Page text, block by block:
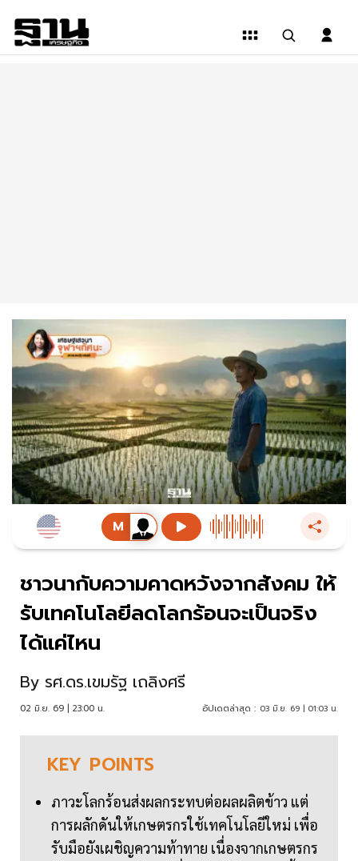
ชาวนากับความคาดหวังจากสังคม ให้
รับเทคโนโลยีลดโลกร้อนจะเป็นจริง
ได้แค่ไหน
By รศ.ดร.เขมรัฐ เถลิงศรี
02 มิ.ย. 69 | 23:00 น. อัปเดตล่าสุด : 03 มิ.ย. 69 | 01:03 น.
KEY POINTS
ภาวะโลกร้อนส่งผลกระทบต่อผลผลิตข้าว แต่
การผลักดันให้เกษตรกรใช้เทคโนโลยีใหม่ เพื่อ
รับมือยังเผชิญความท้าทาย เนื่องจากเกษตรกร